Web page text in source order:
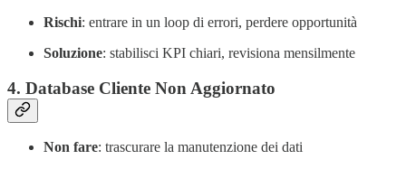
Rischi: entrare in un loop di errori, perdere opportunità
Soluzione: stabilisci KPI chiari, revisiona mensilmente
4. Database Cliente Non Aggiornato
Non fare: trascurare la manutenzione dei dati